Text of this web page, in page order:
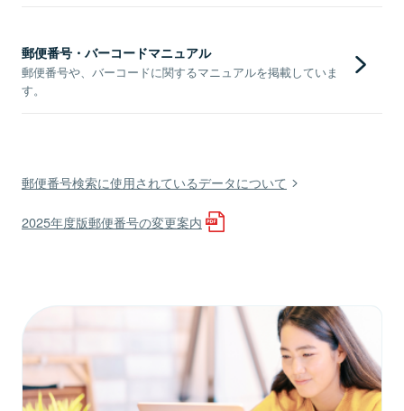
郵便番号・バーコードマニュアル
郵便番号や、バーコードに関するマニュアルを掲載していま
す。
郵便番号検索に使用されているデータについて
2025年度版郵便番号の変更案内